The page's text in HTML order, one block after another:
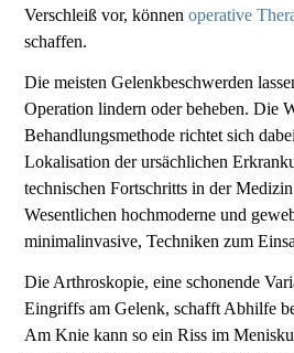
Verschleiß vor, können operative
schaffen.
Die meisten Gelenkbeschwerden
Operation lindern oder beheben. Die
Behandlungsmethode richtet sich
Lokalisation der ursächlichen
technischen Fortschritts in der
Wesentlichen hochmoderne und
minimalinvasive, Techniken zum
Die Arthroskopie, eine schonende
Eingriffs am Gelenk, schafft Abhilfe
Am Knie kann so ein Riss im